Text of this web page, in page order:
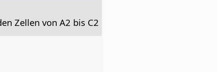
Zellen von A2 bis C2